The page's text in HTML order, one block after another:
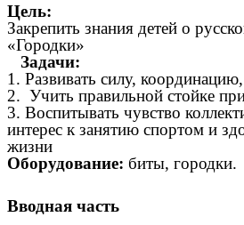
Цель:
Закрепить знания детей о
«Городки»
Задачи:
1. Развивать силу,
2. Учить правильной стойке
3. Воспитывать чувство
интерес к занятию спортом и
жизни
Оборудование: биты, городки.
Вводная часть